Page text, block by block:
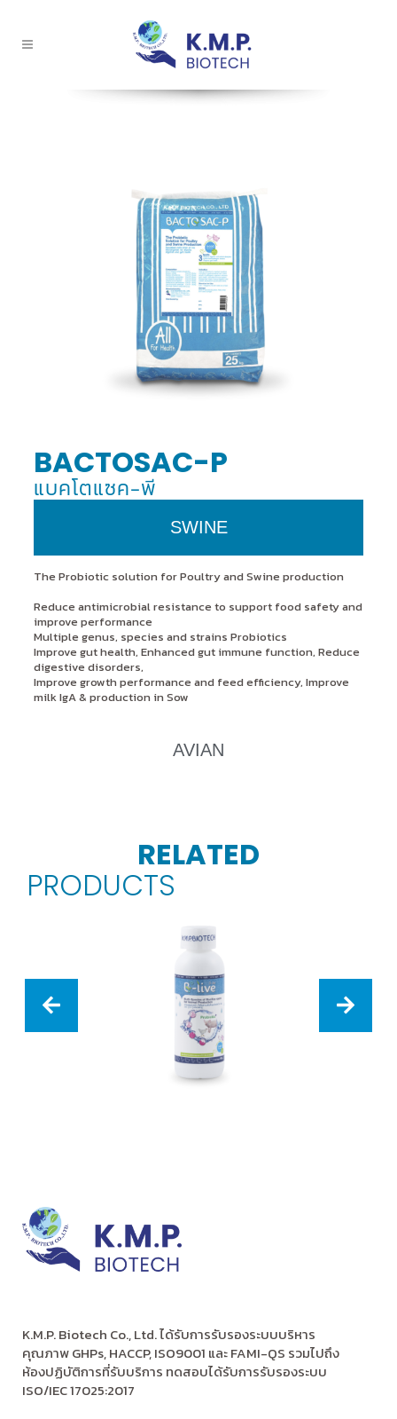
BACTOSAC-P
แบคโตแซค-พี
SWINE
AVIAN
The Probiotic solution for Poultry and Swine production
Reduce antimicrobial resistance to support food safety and
improve performance
Multiple genus, species and strains Probiotics
Improve gut health, Enhanced gut immune function, Reduce
digestive disorders,
Improve growth performance and feed efficiency, Improve
milk IgA & production in Sow
RELATED
PRODUCTS
K.M.P. Biotech Co., Ltd. ได้รับการรับรองระบบบริหาร
คุณภาพ GHPs, HACCP, ISO9001 และ FAMI-QS รวมไปถึง
ห้องปฏิบัติการที่รับบริการ ทดสอบได้รับการรับรองระบบ
ISO/IEC 17025:2017